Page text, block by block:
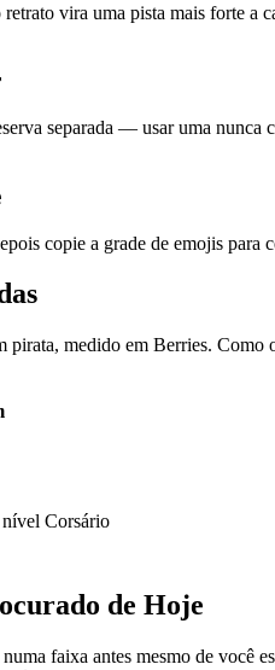
vira uma pista mais forte a
separada — usar uma nunca
copie a grade de emojis para
medido em Berries.
nível Corsário
de Hoje
faixa antes mesmo de você